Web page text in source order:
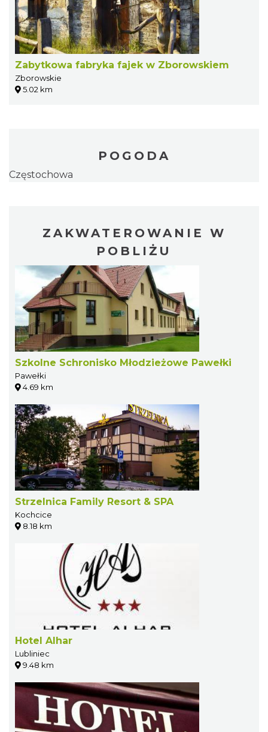
Zabytkowa fabryka fajek w Zborowskiem
Zborowskie
5.02 km
POGODA
Częstochowa
ZAKWATEROWANIE W
POBLIŻU
Szkolne Schronisko Młodzieżowe Pawełki
Pawełki
4.69 km
Strzelnica Family Resort & SPA
Kochcice
8.18 km
Hotel Alhar
Lubliniec
9.48 km